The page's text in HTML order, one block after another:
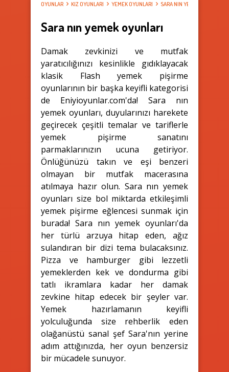
OYUNLAR KIZ OYUNLARI YEMEK OYUNLARI SARA NIN YEMEK OYUNLARI
Sara nın yemek oyunları
Damak zevkinizi ve mutfak
yaratıcılığınızı kesinlikle gıdıklayacak
klasik Flash yemek pişirme
oyunlarının bir başka keyifli kategorisi
de Eniyioyunlar.com'da! Sara nın
yemek oyunları, duyularınızı harekete
geçirecek çeşitli temalar ve tariflerle
yemek pişirme sanatını
parmaklarınızın ucuna getiriyor.
Önlüğünüzü takın ve eşi benzeri
olmayan bir mutfak macerasına
atılmaya hazır olun. Sara nın yemek
oyunları size bol miktarda etkileşimli
yemek pişirme eğlencesi sunmak için
burada! Sara nın yemek oyunları'da
her türlü arzuya hitap eden, ağız
sulandıran bir dizi tema bulacaksınız.
Pizza ve hamburger gibi lezzetli
yemeklerden kek ve dondurma gibi
tatlı ikramlara kadar her damak
zevkine hitap edecek bir şeyler var.
Yemek hazırlamanın keyifli
yolculuğunda size rehberlik eden
olağanüstü sanal şef Sara'nın yerine
adım attığınızda, her oyun benzersiz
bir mücadele sunuyor.